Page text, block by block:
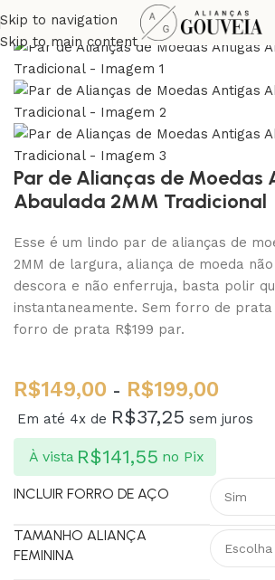
Skip to navigation
Skip to main content
Par de Alianças de Moedas
Abaulada 2MM Tradicional
Esse é um lindo par de alianças de
2MM de largura, aliança de moeda
descora e não enferruja, basta polir
instantaneamente. Sem forro de prata
forro de prata R$199 par.
R$149,00 - R$199,00
Em até 4x de R$37,25 sem juros
À vista R$141,55 no Pix
INCLUIR FORRO DE AÇO
TAMANHO ALIANÇA
FEMININA